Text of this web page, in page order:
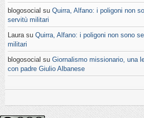
blogosocial su Quirra, Alfano: i poligoni non
servitù militari
Laura su Quirra, Alfano: i poligoni non sono
militari
blogosocial su Giornalismo missionario, una
con padre Giulio Albanese